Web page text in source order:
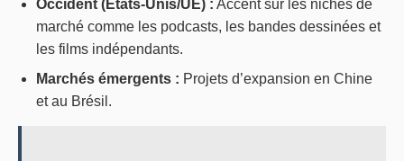
Occident (États-Unis/UE) : Accent sur les niches de
marché comme les podcasts, les bandes dessinées et
les films indépendants.
Marchés émergents : Projets d’expansion en Chine
et au Brésil.